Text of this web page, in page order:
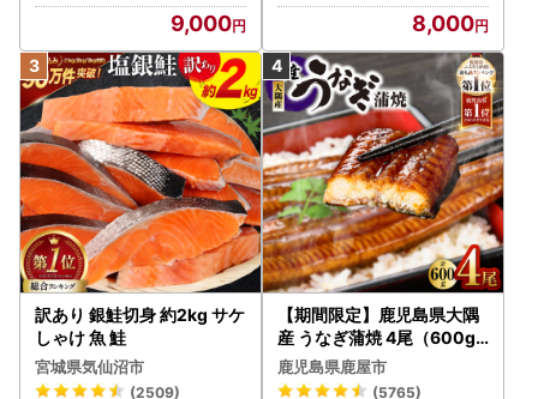
9,000 8,000
訳あり 銀鮭切身 約2kg サケ
しゃけ 魚 鮭
宮城県気仙沼市
(2509)
【期間限定】鹿児島県大隅
産 うなぎ蒲焼 4尾（600g
） KN007-004-04-cp18
うなぎ 鰻 魚 惣菜 総菜
鹿児島県鹿屋市
(5765)